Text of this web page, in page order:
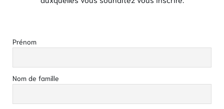
Prénom
Nom de famille